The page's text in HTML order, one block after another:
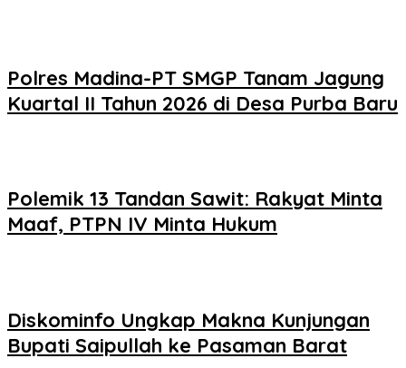
Polres Madina-PT SMGP Tanam Jagung
Kuartal II Tahun 2026 di Desa Purba Baru
Polemik 13 Tandan Sawit: Rakyat Minta
Maaf, PTPN IV Minta Hukum
Diskominfo Ungkap Makna Kunjungan
Bupati Saipullah ke Pasaman Barat